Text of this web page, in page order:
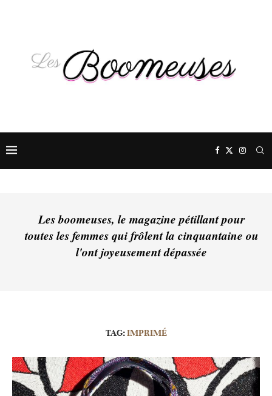
Les boomeuses, le magazine pétillant pour
toutes les femmes qui frôlent la cinquantaine ou
l'ont joyeusement dépassée
TAG:IMPRIMÉ